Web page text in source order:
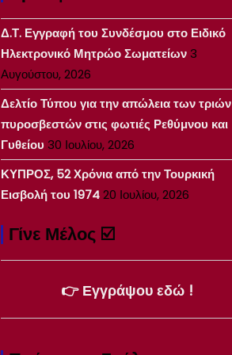
Δ.Τ. Εγγραφή του Συνδέσμου στο Ειδικό
Ηλεκτρονικό Μητρώο Σωματείων3
Αυγούστου, 2026
Δελτίο Τύπου για την απώλεια των τριών
πυροσβεστών στις φωτιές Ρεθύμνου και
Γυθείου 30 Ιουλίου, 2026
ΚΥΠΡΟΣ, 52 Χρόνια από την Τουρκική
Εισβολή του 197420 Ιουλίου, 2026
Γίνε Μέλος ☑️
👉 Εγγράψου εδώ !